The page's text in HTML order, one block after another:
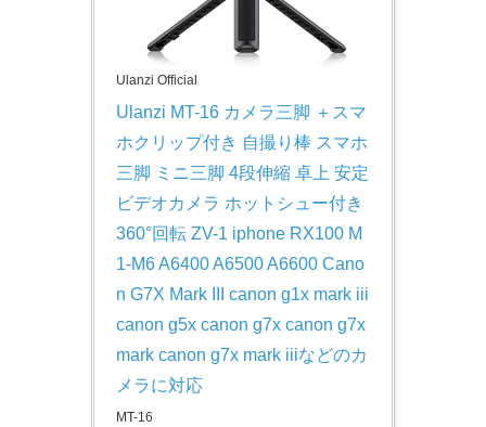
Ulanzi Official
Ulanzi MT-16 カメラ三脚 ＋スマ
ホクリップ付き 自撮り棒 スマホ
三脚 ミニ三脚 4段伸縮 卓上 安定
ビデオカメラ ホットシュー付き
360°回転 ZV-1 iphone RX100 M
1-M6 A6400 A6500 A6600 Cano
n G7X Mark III canon g1x mark iii
canon g5x canon g7x canon g7x
mark canon g7x mark iiiなどのカ
メラに対応
MT-16